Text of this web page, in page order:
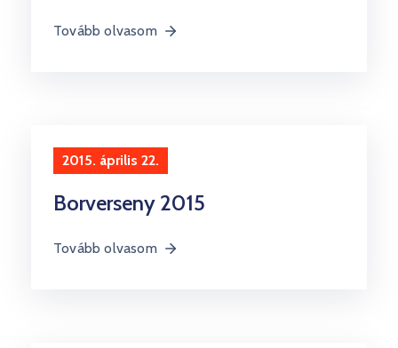
Tovább olvasom
2015. április 22.
Borverseny 2015
Tovább olvasom